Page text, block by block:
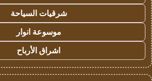
شرقيات السياحة
موسوعة انوار
اشراق الأرباح